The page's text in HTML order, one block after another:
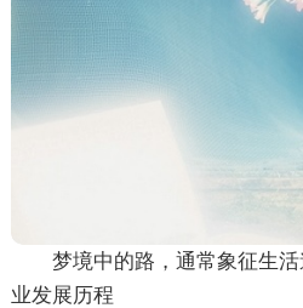
梦境中的路，通常象征生
业发展历程